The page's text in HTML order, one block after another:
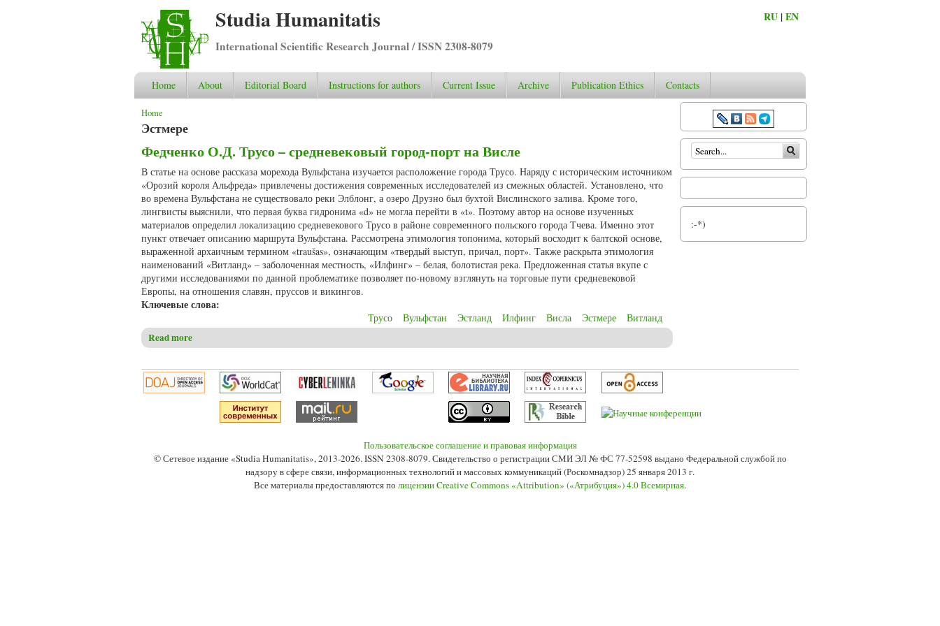
Studia Humanitatis
International Scientific Research Journal / ISSN 2308-8079
RU |EN
Home About Editorial Board Instructions for authors Current Issue Archive Publication Ethics Contacts
You are here
Home
Эстмере
Федченко О.Д. Трусо – средневековый город-порт на Висле
В статье на основе рассказа морехода Вульфстана изучается расположение города Трусо. Наряду с историческим источником
«Орозий короля Альфреда» привлечены достижения современных исследователей из смежных областей. Установлено, что
во времена Вульфстана не существовало реки Элблонг, а озеро Друзно был бухтой Вислинского залива. Кроме того,
лингвисты выяснили, что первая буква гидронима «d» не могла перейти в «t». Поэтому автор на основе изученных
материалов определил локализацию средневекового Трусо в районе современного польского города Тчева. Именно этот
пункт отвечает описанию маршрута Вульфстана. Рассмотрена этимология топонима, который восходит к балтской основе,
выраженной архаичным термином «traušas», означающим «твердый выступ, причал, порт». Также раскрыта этимология
наименований «Витланд» – заболоченная местность, «Илфинг» – белая, болотистая река. Предложенная статья вкупе с
другими исследованиями по данной проблематике позволяет по-новому взглянуть на торговые пути средневековой
Европы, на отношения славян, пруссов и викингов.
Ключевые слова:
Трусо Вульфстан Эстланд Илфинг Висла Эстмере Витланд
Read more
Search form
:-*)
Пользовательское соглашение и правовая информация
© Сетевое издание «Studia Humanitatis», 2013-2026. ISSN 2308-8079. Свидетельство о регистрации СМИ ЭЛ № ФС 77-52598 выдано Федеральной службой по
надзору в сфере связи, информационных технологий и массовых коммуникаций (Роскомнадзор) 25 января 2013 г.
Все материалы предоставляются по лицензии Creative Commons «Attribution» («Атрибуция») 4.0 Всемирная.